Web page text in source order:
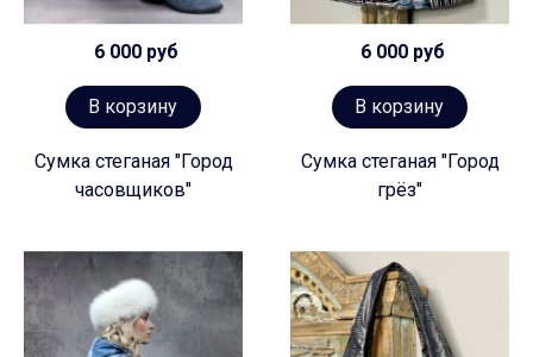
6 000 руб
В корзину
Сумка стеганая "Город
часовщиков"
6 000 руб
В корзину
Сумка стеганая "Город
грёз"